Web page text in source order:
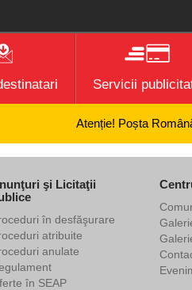
Servicii
Atenție! Poșta Română
şi Licitaţii
în desfăşurare
atribuite
anulate
în SEAP